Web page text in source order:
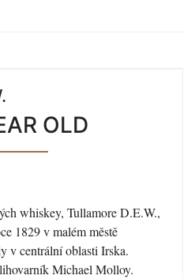
OLD
whiskey, Tullamore D.E.W.,
1829 v malém městě
v centrální oblasti Irska.
Michael Molloy.